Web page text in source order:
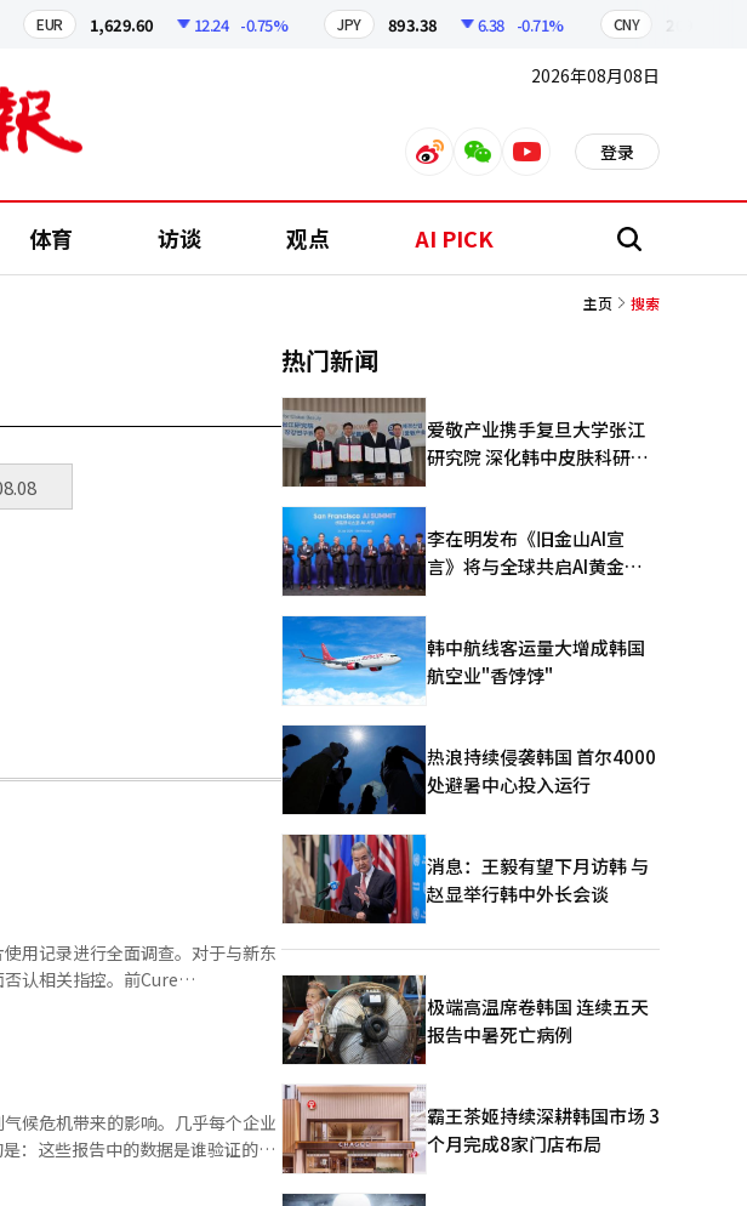
EUR 1,629.60 12.24 -0.75% JPY 893.38 6.38 -0.71% CNY
2026年08月08日
weiboweixinyoutube 登录
体育 访谈 观点 AI PICK 搜
主页 搜索
用记录进行全面调查。对于与新东
认相关指控。前Cure
宋董事长家族的法人卡及法人资
老专业医院消费了约6800万韩元，
费用是否符合公司的福利政策，以
事长的膝关节治疗属于公司可以提
可以作为公司费用处理，其他高管
料提供者的具体身份或传递过程。
候危机带来的影响。几乎每个企业
：这些报告中的数据是谁验证的？
职责。“气候审计”这一术语并不
热门新闻
爱敬产业携手复旦大学张江
研究院 深化韩中皮肤科研合
李在明发布《旧金山AI宣
言》将与全球共启AI黄金时
韩中航线客运量大增成韩国
航空业"香饽饽"
热浪持续侵袭韩国 首尔4000
处避暑中心投入运行
消息：王毅有望下月访韩 与
赵显举行韩中外长会谈
极端高温席卷韩国 连续五天
报告中暑死亡病例
霸王茶姬持续深耕韩国市场 3
个月完成8家门店布局